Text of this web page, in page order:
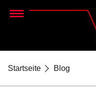
Menu
Startseite Blog